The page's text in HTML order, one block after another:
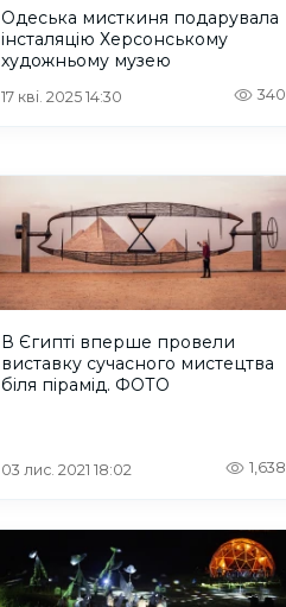
Одеська мисткиня подарувала
інсталяцію Херсонському
художньому музею
17 кві. 2025 14:30 340
В Єгипті вперше провели
виставку сучасного мистецтва
біля пірамід. ФОТО
03 лис. 2021 18:02 1,638